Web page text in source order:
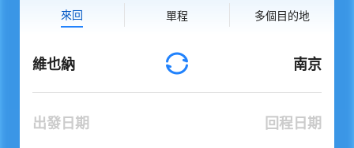
來回 單程 多個目的地
維也納 南京
出發日期 回程日期